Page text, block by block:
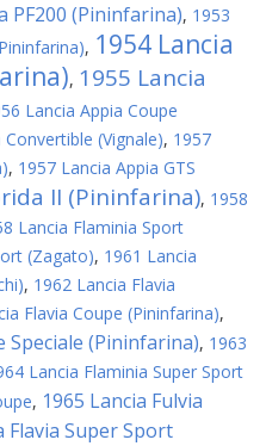
PF200 (Pininfarina), 1953
, 1954 Lancia
, 1955 Lancia
Lancia Appia Coupe
(Vignale), 1957
, 1957 Lancia Appia GTS
II (Pininfarina), 1958
Lancia Flaminia Sport
(Zagato), 1961 Lancia
, 1962 Lancia Flavia
Flavia Coupe (Pininfarina),
Speciale (Pininfarina), 1963
Lancia Flaminia Super Sport
, 1965 Lancia Fulvia
Flavia Super Sport